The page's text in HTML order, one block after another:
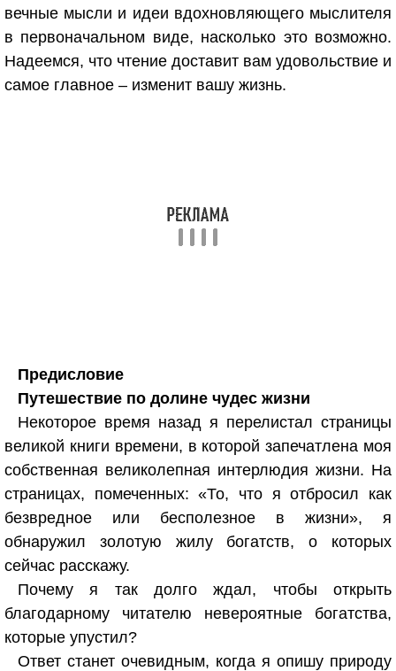
вечные мысли и идеи вдохновляющего мыслителя
в первоначальном виде, насколько это возможно.
Надеемся, что чтение доставит вам удовольствие и
самое главное – изменит вашу жизнь.
Предисловие
Путешествие по долине чудес жизни
Некоторое время назад я перелистал страницы
великой книги времени, в которой запечатлена моя
собственная великолепная интерлюдия жизни. На
страницах, помеченных: «То, что я отбросил как
безвредное или бесполезное в жизни», я
обнаружил золотую жилу богатств, о которых
сейчас расскажу.
Почему я так долго ждал, чтобы открыть
благодарному читателю невероятные богатства,
которые упустил?
Ответ станет очевидным, когда я опишу природу